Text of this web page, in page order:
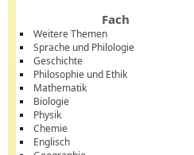
Fach
Weitere Themen
Sprache und Philologie
Geschichte
Philosophie und Ethik
Mathematik
Biologie
Physik
Chemie
Englisch